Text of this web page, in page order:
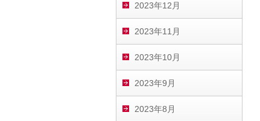
2023年12月
2023年11月
2023年10月
2023年9月
2023年8月